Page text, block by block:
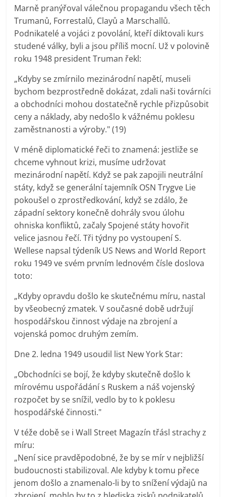
Marně pranýřoval válečnou propagandu všech těch
Trumanů, Forrestalů, Clayů a Marschallů.
Podnikatelé a vojáci z povolání, kteří diktovali kurs
studené války, byli a jsou příliš mocní. Už v polovině
roku 1948 president Truman řekl:
„Kdyby se zmírnilo mezinárodní napětí, museli
bychom bezprostředně dokázat, zdali naši továrníci
a obchodníci mohou dostatečně rychle přizpůsobit
ceny a náklady, aby nedošlo k vážnému poklesu
zaměstnanosti a výroby." (19)
V méně diplomatické řeči to znamená: jestliže se
chceme vyhnout krizi, musíme udržovat
mezinárodní napětí. Když se pak zapojili neutrální
státy, když se generální tajemník OSN Trygve Lie
pokoušel o zprostředkování, když se zdálo, že
západní sektory konečně dohrály svou úlohu
ohniska konfliktů, začaly Spojené státy hovořit
velice jasnou řečí. Tři týdny po vystoupení S.
Wellese napsal týdeník US News and World Report
roku 1949 ve svém prvním lednovém čísle doslova
toto:
„Kdyby opravdu došlo ke skutečnému míru, nastal
by všeobecný zmatek. V současné době udržují
hospodářskou činnost výdaje na zbrojení a
vojenská pomoc druhým zemím.
Dne 2. ledna 1949 usoudil list New York Star:
„Obchodníci se bojí, že kdyby skutečně došlo k
mírovému uspořádání s Ruskem a náš vojenský
rozpočet by se snížil, vedlo by to k poklesu
hospodářské činnosti."
V téže době se i Wall Street Magazín třásl strachy z
míru:
„Není sice pravděpodobné, že by se mír v nejbližší
budoucnosti stabilizoval. Ale kdyby k tomu přece
jenom došlo a znamenalo-li by to snížení výdajů na